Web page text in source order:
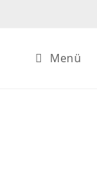
Menü